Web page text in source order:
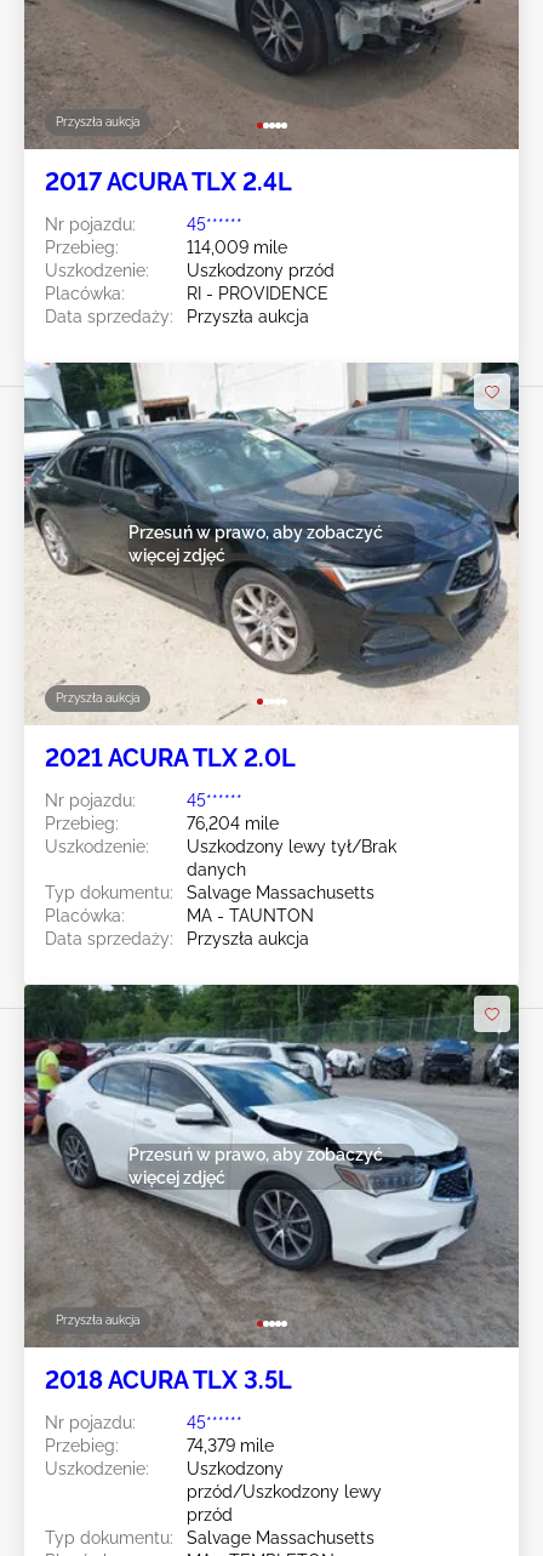
Przyszła aukcja
2017 ACURA TLX 2.4L
Nr pojazdu:
45******
Przebieg:
114,009 mile
Uszkodzenie:
Uszkodzony przód
Placówka:
RI - PROVIDENCE
Data sprzedaży:
Przyszła aukcja
Przyszła aukcja
Przesuń w prawo, aby zobaczyć
więcej zdjęć
2021 ACURA TLX 2.0L
Nr pojazdu:
45******
Przebieg:
76,204 mile
Uszkodzenie:
Uszkodzony lewy tył/Brak
danych
Typ dokumentu:
Salvage Massachusetts
Placówka:
MA - TAUNTON
Data sprzedaży:
Przyszła aukcja
Przyszła aukcja
Przesuń w prawo, aby zobaczyć
więcej zdjęć
2018 ACURA TLX 3.5L
Nr pojazdu:
45******
Przebieg:
74,379 mile
Uszkodzenie:
Uszkodzony
przód/Uszkodzony lewy
przód
Typ dokumentu:
Salvage Massachusetts